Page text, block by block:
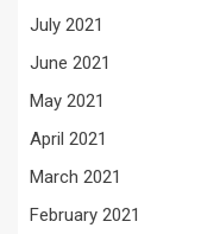
July 2021
June 2021
May 2021
April 2021
March 2021
February 2021